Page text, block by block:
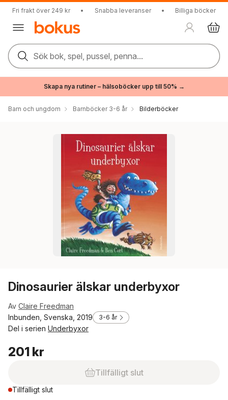
Fri frakt över 249 kr • Snabba leveranser • Billiga böcker
Sök bok, spel, pussel, penna...
Skapa nya rutiner – hälsoböcker upp till 50% →
Barn och ungdom Barnböcker 3-6 år Bilderböcker
Dinosaurier älskar underbyxor
Av Claire Freedman
Inbunden, Svenska, 2019
3-6 år
Del i serien Underbyxor
201 kr
Tillfälligt slut
Tillfälligt slut